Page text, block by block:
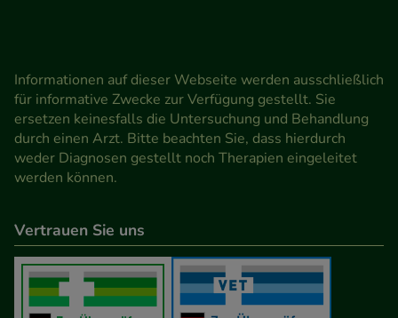
Informationen auf dieser Webseite werden ausschließlich
für informative Zwecke zur Verfügung gestellt. Sie
ersetzen keinesfalls die Untersuchung und Behandlung
durch einen Arzt. Bitte beachten Sie, dass hierdurch
weder Diagnosen gestellt noch Therapien eingeleitet
werden können.
Vertrauen Sie uns